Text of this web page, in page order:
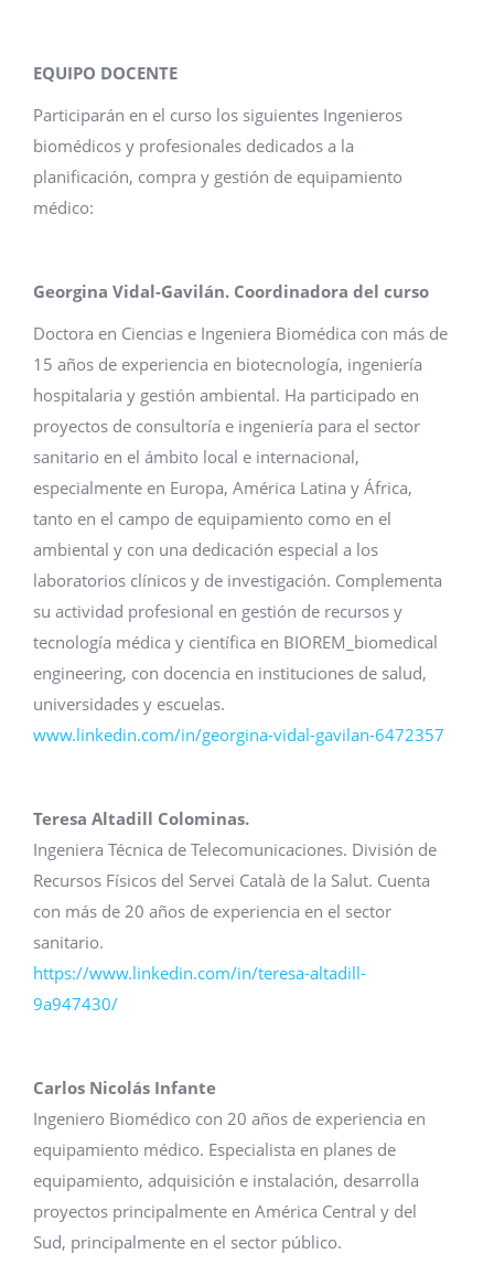
EQUIPO DOCENTE
Participarán en el curso los siguientes Ingenieros
biomédicos y profesionales dedicados a la
planificación, compra y gestión de equipamiento
médico:
Georgina Vidal-Gavilán. Coordinadora del curso
Doctora en Ciencias e Ingeniera Biomédica con más de
15 años de experiencia en biotecnología, ingeniería
hospitalaria y gestión ambiental. Ha participado en
proyectos de consultoría e ingeniería para el sector
sanitario en el ámbito local e internacional,
especialmente en Europa, América Latina y África,
tanto en el campo de equipamiento como en el
ambiental y con una dedicación especial a los
laboratorios clínicos y de investigación. Complementa
su actividad profesional en gestión de recursos y
tecnología médica y científica en BIOREM_biomedical
engineering, con docencia en instituciones de salud,
universidades y escuelas.
www.linkedin.com/in/georgina-vidal-gavilan-6472357
Teresa Altadill Colominas.
Ingeniera Técnica de Telecomunicaciones. División de
Recursos Físicos del Servei Català de la Salut. Cuenta
con más de 20 años de experiencia en el sector
sanitario.
https://www.linkedin.com/in/teresa-altadill-
9a947430/
Carlos Nicolás Infante
Ingeniero Biomédico con 20 años de experiencia en
equipamiento médico. Especialista en planes de
equipamiento, adquisición e instalación, desarrolla
proyectos principalmente en América Central y del
Sud, principalmente en el sector público.